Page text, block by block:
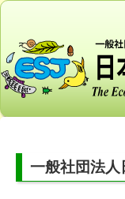
一般社団法人